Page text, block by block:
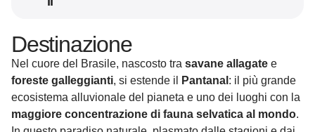
Destinazione
Nel cuore del Brasile, nascosto tra savane allagate e
foreste galleggianti, si estende il Pantanal : il più grande
ecosistema alluvionale del pianeta e uno dei luoghi con la
maggiore concentrazione di fauna selvatica al mondo.